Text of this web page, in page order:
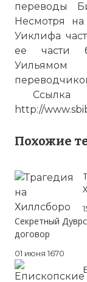
переводы
Несмотря
Уиклифа
ее части
http://
Похожие
Секретный
договор
01 июня 1670